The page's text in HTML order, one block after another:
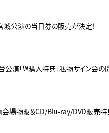
城公演の当日券の販売が決定！
演「W購入特典」私物サイン会の
会場物販＆CD/Blu-ray/DVD販売特